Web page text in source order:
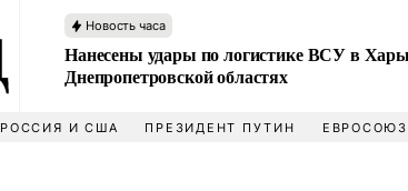
Новость часа
Нанесены удары по логистике ВСУ в
Днепропетровской областях
РОССИЯ И США ПРЕЗИДЕНТ ПУТИН ЕВРОСОЮЗ